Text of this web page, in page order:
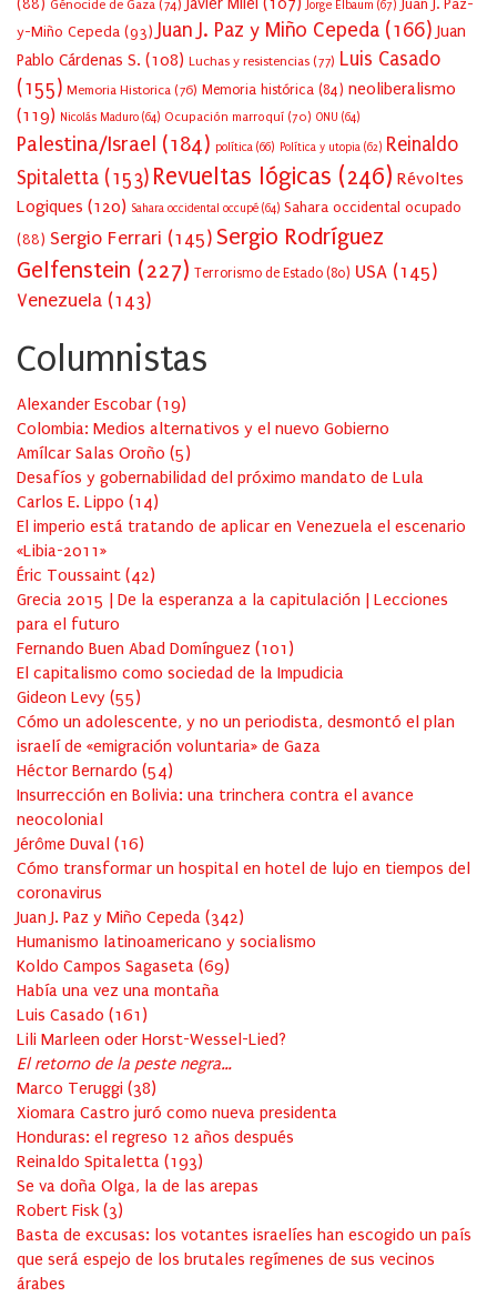
(88) Génocide de Gaza (74) Javier Milei (107) Jorge Elbaum (67)
Juan J. Paz-
y-Miño Cepeda (93) Juan J. Paz y Miño Cepeda (166) Juan
Pablo Cárdenas S. (108) Luchas y resistencias (77) Luis Casado
(155) Memoria Historica (76) Memoria histórica (84) neoliberalismo
(119) Nicolás Maduro (64) Ocupación marroquí (70) ONU (64)
Palestina/Israel (184) política (66) Política y utopia (62) Reinaldo
Spitaletta (153) Revueltas lógicas (246) Révoltes
Logiques (120) Sahara occidental occupé (64) Sahara occidental ocupado
(88) Sergio Ferrari (145) Sergio Rodríguez
Gelfenstein (227) Terrorismo de Estado (80) USA (145)
Venezuela (143)
Columnistas
Alexander Escobar (19)
Colombia: Medios alternativos y el nuevo Gobierno
Amílcar Salas Oroño (5)
Desafíos y gobernabilidad del próximo mandato de Lula
Carlos E. Lippo (14)
El imperio está tratando de aplicar en Venezuela el escenario
«Libia-2011»
Éric Toussaint (42)
Grecia 2015 | De la esperanza a la capitulación | Lecciones
para el futuro
Fernando Buen Abad Domínguez (101 )
El capitalismo como sociedad de la Impudicia
Gideon Levy (55)
Cómo un adolescente, y no un periodista, desmontó el plan
israelí de «emigración voluntaria» de Gaza
Héctor Bernardo (54)
Insurrección en Bolivia: una trinchera contra el avance
neocolonial
Jérôme Duval (16)
Cómo transformar un hospital en hotel de lujo en tiempos del
coronavirus
Juan J. Paz y Miño Cepeda (342)
Humanismo latinoamericano y socialismo
Koldo Campos Sagaseta (69)
Había una vez una montaña
Luis Casado (161 )
Lili Marleen oder Horst-Wessel-Lied?
El retorno de la peste negra…
Marco Teruggi (38)
Xiomara Castro juró como nueva presidenta
Honduras: el regreso 12 años después
Reinaldo Spitaletta (193)
Se va doña Olga, la de las arepas
Robert Fisk (3)
Basta de excusas: los votantes israelíes han escogido un país
que será espejo de los brutales regímenes de sus vecinos
árabes